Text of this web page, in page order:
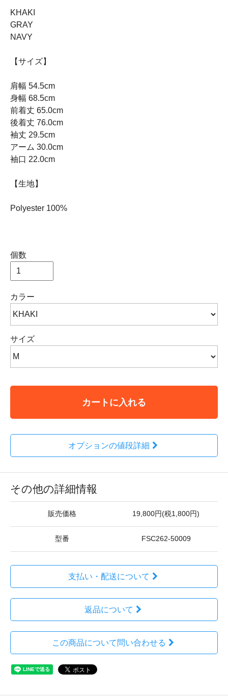
KHAKI
GRAY
NAVY
【サイズ】
肩幅 54.5cm
身幅 68.5cm
前着丈 65.0cm
後着丈 76.0cm
袖丈 29.5cm
アーム 30.0cm
袖口 22.0cm
【生地】
Polyester 100%
個数
カラー
サイズ
カートに入れる
オプションの値段詳細
その他の詳細情報
販売価格 19,800円(税1,800円)
型番 FSC262-50009
支払い・配送について
返品について
この商品について問い合わせる